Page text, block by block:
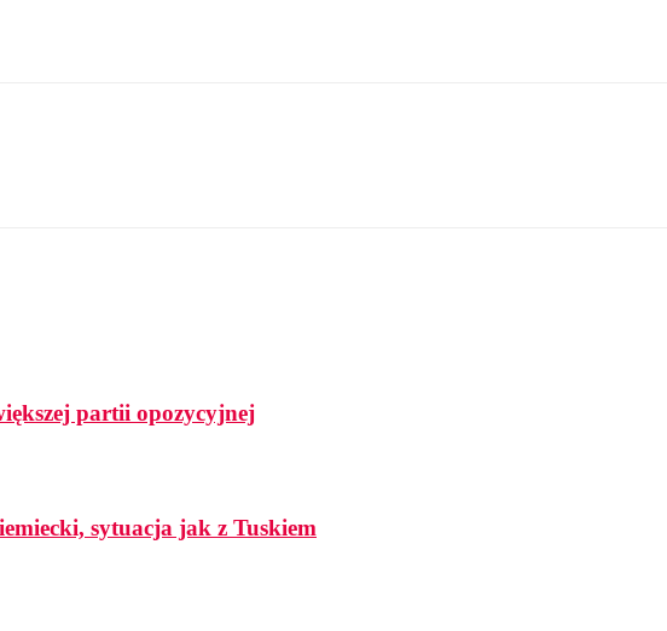
partii opozycyjnej
sytuacja jak z Tuskiem